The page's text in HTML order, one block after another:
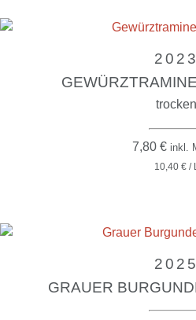
2023
trocken
7,80 € inkl.
10,40 € /
2025
GRAUER